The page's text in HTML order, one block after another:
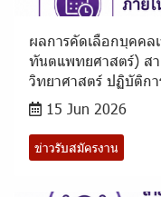
ผลการคัดเลือกบุคค
ทันตแพทยศาสตร์) ส
วิทยาศาสตร์ ปฏิบัติกา
15 Jun 2026
ข่าวรับสมัครงาน